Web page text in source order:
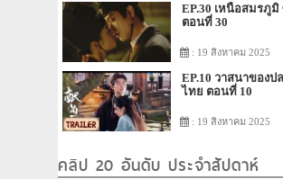
EP.30 เหนือสมรภู
ตอนที่ 30
: 19 สิงหาคม 2025
EP.10 วาสนาของป
ไทย ตอนที่ 10
: 19 สิงหาคม 2025
คลิป 20 อันดับ ประจำสัปดาห์